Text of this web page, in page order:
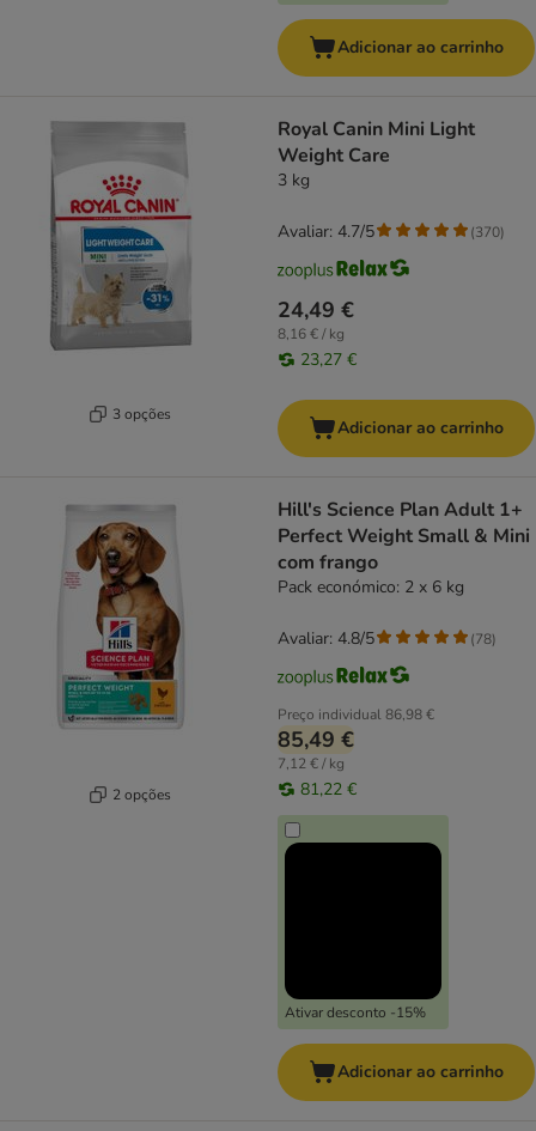
Adicionar ao carrinho
3 opções
Royal Canin Mini Light
Weight Care
3 kg
24,49 €
8,16 € / kg
23,27 €
Avaliar: 4.7/5 (370)
Adicionar ao carrinho
2 opções
Hill's Science Plan Adult 1+
Perfect Weight Small & Mini
com frango
Pack económico: 2 x 6 kg
Preço individual86,98 €
85,49 €
7,12 € / kg
81,22 €
Ativar desconto -15%
Avaliar: 4.8/5 (78)
Adicionar ao carrinho